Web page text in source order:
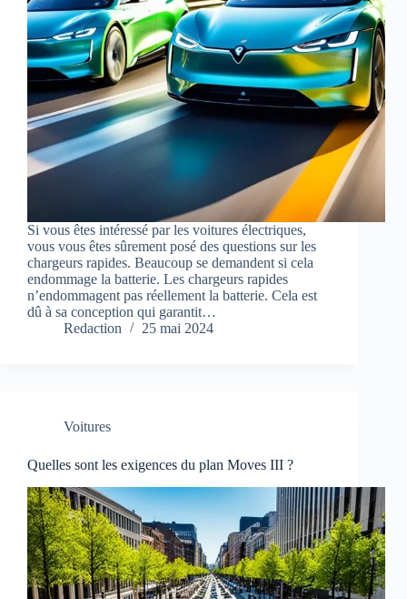
Si vous êtes intéressé par les voitures électriques,
vous vous êtes sûrement posé des questions sur les
chargeurs rapides. Beaucoup se demandent si cela
endommage la batterie. Les chargeurs rapides
n’endommagent pas réellement la batterie. Cela est
dû à sa conception qui garantit…
Redaction
25 mai 2024
Voitures
Quelles sont les exigences du plan Moves III ?